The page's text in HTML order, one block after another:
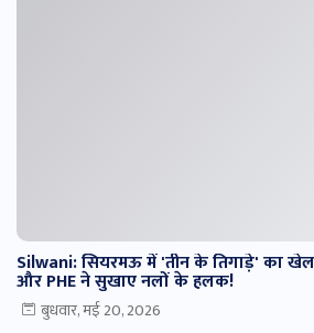
Silwani: सियरमऊ में 'तीन के तिगाड़े' का
और PHE ने सुखाए नलों के हलक!
बुधवार, मई 20, 2026